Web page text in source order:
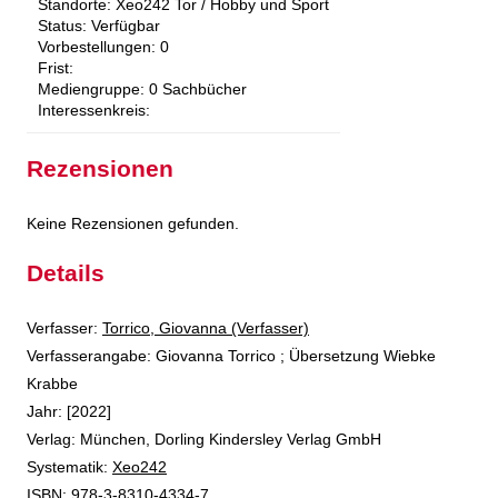
Standorte: Xeo242 Tor / Hobby und Sport
Status: Verfügbar
Vorbestellungen: 0
Frist:
Mediengruppe: 0 Sachbücher
Interessenkreis:
Rezensionen
Keine Rezensionen gefunden.
Details
Verfasser: Suche nach diesem Verfasser
Torrico, Giovanna (Verfasser)
Verfasserangabe: Giovanna Torrico ; Übersetzung Wiebke
Krabbe
Jahr: [2022]
Verlag: München, Dorling Kindersley Verlag GmbH
opens in new tab
Diesen Link in neuem Tab öffnen
Systematik: Suche nach dieser Systematik
Xeo242